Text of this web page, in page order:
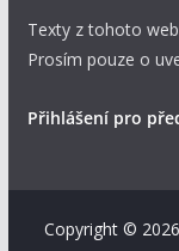
Texty z tohoto
Prosím pouze o
Přihlášení pro
Copyright © 2026